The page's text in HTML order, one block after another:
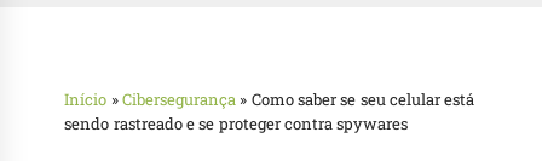
Início »Cibersegurança » Como saber se seu celular está
sendo rastreado e se proteger contra spywares